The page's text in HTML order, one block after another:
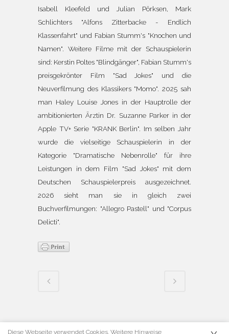
Isabell Kleefeld und Julian Pörksen, Mark
Schlichters "Alfons Zitterbacke - Endlich
Klassenfahrt" und Fabian Stumm's "Knochen und
Namen". Weitere Filme mit der Schauspielerin
sind: Kerstin Poltes "Blindgänger", Fabian Stumm's
preisgekrönter Film "Sad Jokes" und die
Neuverfilmung des Klassikers "Momo". 2025 sah
man Haley Louise Jones in der Hauptrolle der
ambitionierten Ärztin Dr. Suzanne Parker in der
Apple TV+ Serie "KRANK Berlin". Im selben Jahr
wurde die vielseitige Schauspielerin in der
Kategorie "Dramatische Nebenrolle" für ihre
Leistungen in dem Film "Sad Jokes" mit dem
Deutschen Schauspielerpreis ausgezeichnet.
2026 sieht man sie in gleich zwei
Buchverfilmungen: "Allegro Pastell" und "Corpus
Delicti".
Diese Webseite verwendet Cookies. Weitere Hinweise